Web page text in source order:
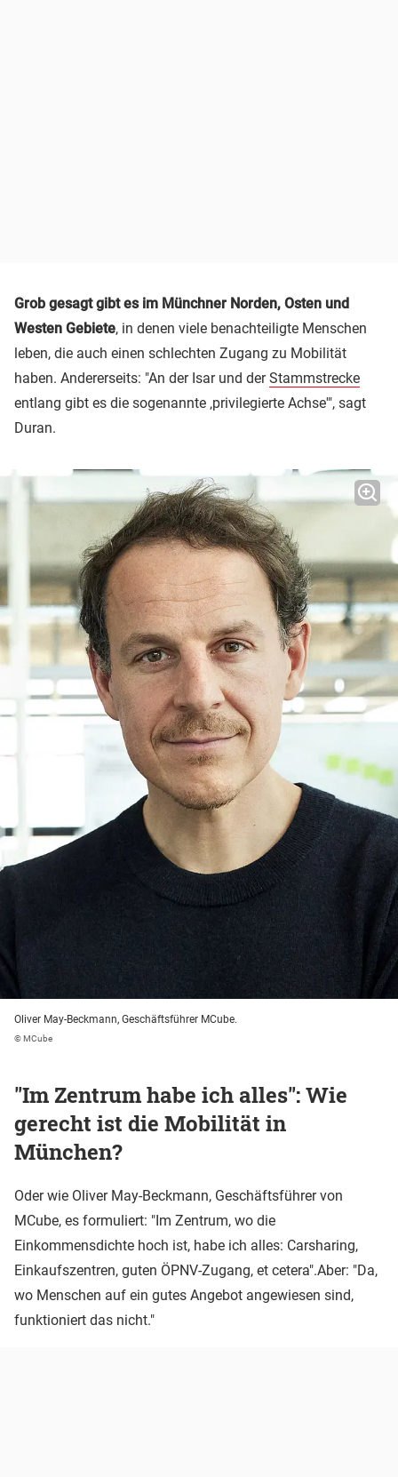
Grob gesagt gibt es im Münchner Norden, Osten und
Westen Gebiete, in denen viele benachteiligte Menschen
leben, die auch einen schlechten Zugang zu Mobilität
haben. Andererseits: "An der Isar und derStammstrecke
entlang gibt es die sogenannte ‚privilegierte Achse'", sagt
Duran.
Oliver May-Beckmann, Geschäftsführer MCube.
© MCube
"Im Zentrum habe ich alles": Wie
gerecht ist die Mobilität in
München?
Oder wie Oliver May-Beckmann, Geschäftsführer von
MCube, es formuliert: "Im Zentrum, wo die
Einkommensdichte hoch ist, habe ich alles: Carsharing,
Einkaufszentren, guten ÖPNV-Zugang, et cetera".Aber: "Da,
wo Menschen auf ein gutes Angebot angewiesen sind,
funktioniert das nicht."